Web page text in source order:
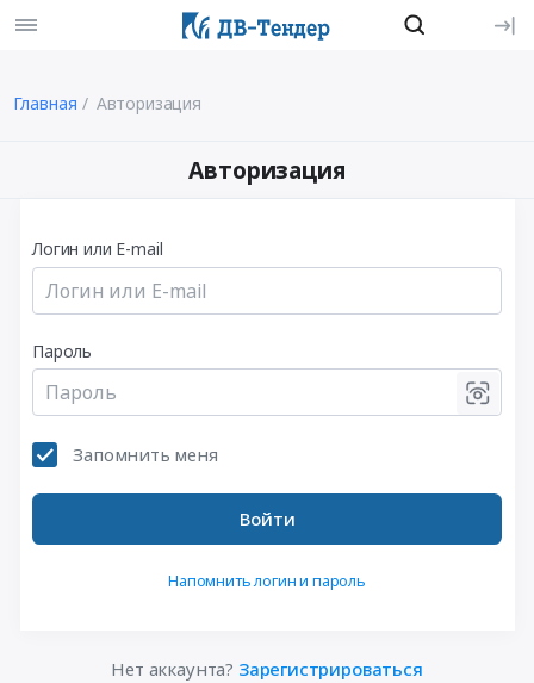
Главная Авторизация
Авторизация
Логин или E-mail
Пароль
Запомнить меня
Войти
Напомнить логин и пароль
Нет аккаунта? Зарегистрироваться